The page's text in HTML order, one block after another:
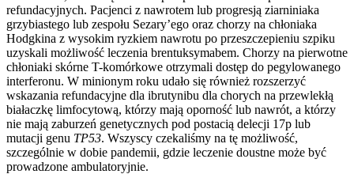
refundacyjnych. Pacjenci z nawrotem lub progresją ziarniniaka
grzybiastego lub zespołu Sezary’ego oraz chorzy na chłoniaka
Hodgkina z wysokim ryzkiem nawrotu po przeszczepieniu szpiku
uzyskali możliwość leczenia brentuksymabem. Chorzy na pierwotne
chłoniaki skórne T-komórkowe otrzymali dostęp do pegylowanego
interferonu. W minionym roku udało się również rozszerzyć
wskazania refundacyjne dla ibrutynibu dla chorych na przewlekłą
białaczkę limfocytową, którzy mają oporność lub nawrót, a którzy
nie mają zaburzeń genetycznych pod postacią delecji 17p lub
mutacji genu TP53. Wszyscy czekaliśmy na tę możliwość,
szczególnie w dobie pandemii, gdzie leczenie doustne może być
prowadzone ambulatoryjnie.